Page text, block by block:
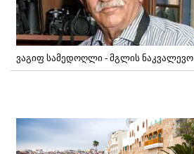
ვაგიფ სამედოღლი - მგლის ნაკვალევო